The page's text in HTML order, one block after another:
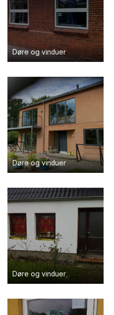
Døre og vinduer
Døre og vinduer
Døre og vinduer